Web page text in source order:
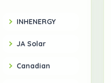
INHENERGY
JA Solar
Canadian